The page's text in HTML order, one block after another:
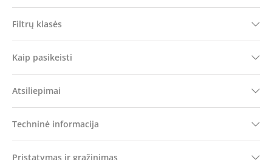
Filtrų klasės
Kaip pasikeisti
Atsiliepimai
Techninė informacija
Pristatymas ir grąžinimas